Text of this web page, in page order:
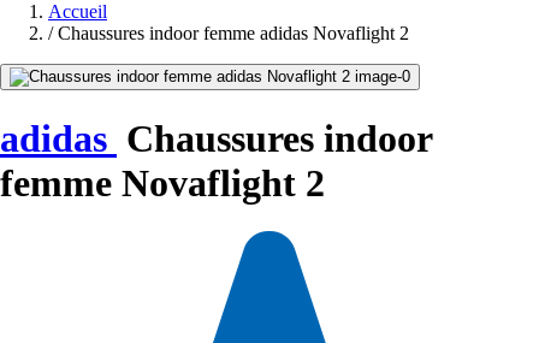
Accueil
/ Chaussures indoor femme adidas Novaflight 2
adidas Chaussures indoor
femme Novaflight 2